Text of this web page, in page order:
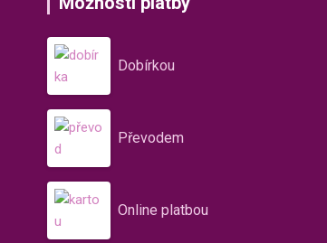
Dobírkou
Převodem
Online platbou